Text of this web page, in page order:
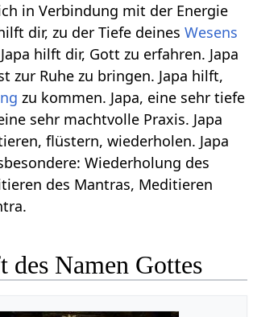
in Verbindung mit der Energie
dir, zu der Tiefe deinesWesens
hilft dir, Gott zu erfahren. Japa
zur Ruhe zu bringen. Japa hilft,
zu kommen. Japa, eine sehr tiefe
sehr machtvolle Praxis. Japa
flüstern, wiederholen. Japa
Wiederholung des
des Mantras, Meditieren
des Namen Gottes